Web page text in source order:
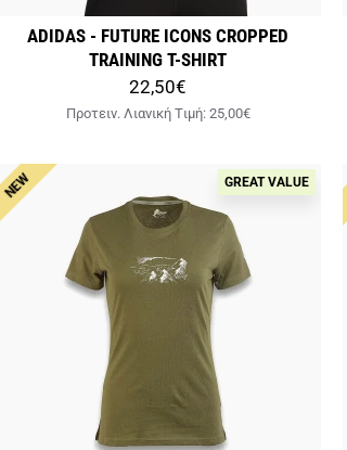
ADIDAS - FUTURE ICONS CROPPED
TRAINING T-SHIRT
22,50€
Προτειν. Λιανική Tιμή: 25,00€
NEW GREAT VALUE